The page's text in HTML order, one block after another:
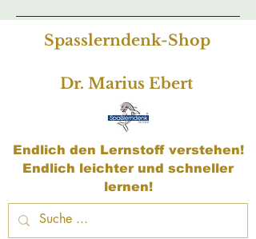
Spasslerndenk-Shop
Dr. Marius Ebert
Endlich den Lernstoff verstehen!
Endlich leichter und schneller
lernen!